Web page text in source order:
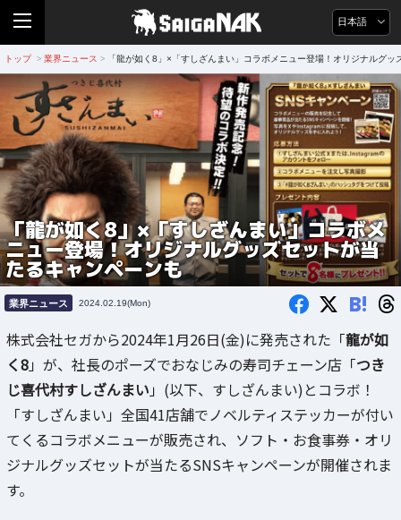
日本語
トップ > 業界ニュース > 「龍が如く8」×「すしざんまい」コラボメニュー登場！オリジナルグ
「龍が如く8」×「すしざんまい」コラボメ
ニュー登場！オリジナルグッズセットが当
たるキャンペーンも
業界ニュース 2024.02.19(Mon) B!
株式会社セガから2024年1月26日(金)に発売された「龍が如
く8」が、社長のポーズでおなじみの寿司チェーン店「つき
じ喜代村すしざんまい 」(以下、すしざんまい)とコラボ！
「すしざんまい」全国41店舗でノベルティステッカーが付い
てくるコラボメニューが販売され、ソフト・お食事券・オリ
ジナルグッズセットが当たるSNSキャンペーンが開催されま
す。